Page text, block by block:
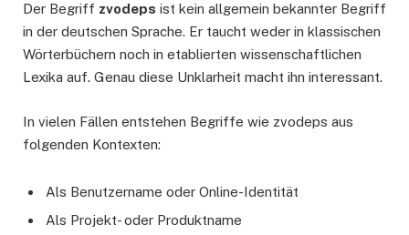
Der Begriff zvodeps ist kein allgemein bekannter Begriff
in der deutschen Sprache. Er taucht weder in klassischen
Wörterbüchern noch in etablierten wissenschaftlichen
Lexika auf. Genau diese Unklarheit macht ihn interessant.
In vielen Fällen entstehen Begriffe wie zvodeps aus
folgenden Kontexten:
Als Benutzername oder Online-Identität
Als Projekt- oder Produktname